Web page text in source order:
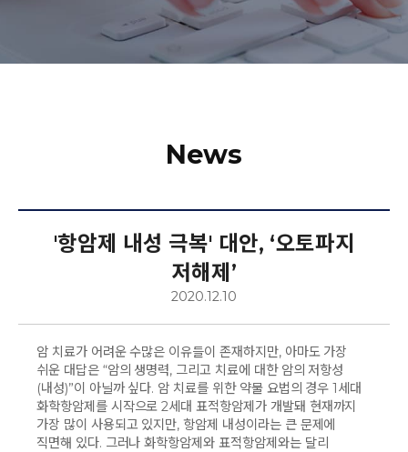
ABOUT
PARTNERSHIP
NEWS
02-907-3356
News
'항암제 내성 극복' 대안, ‘오토파지
저해제’
2020.12.10
암 치료가 어려운 수많은 이유들이 존재하지만, 아마도 가장
쉬운 대답은 “암의 생명력, 그리고 치료에 대한 암의 저항성
(내성)”이 아닐까 싶다. 암 치료를 위한 약물 요법의 경우 1세대
화학항암제를 시작으로 2세대 표적항암제가 개발돼 현재까지
가장 많이 사용되고 있지만, 항암제 내성이라는 큰 문제에
직면해 있다. 그러나 화학항암제와 표적항암제와는 달리